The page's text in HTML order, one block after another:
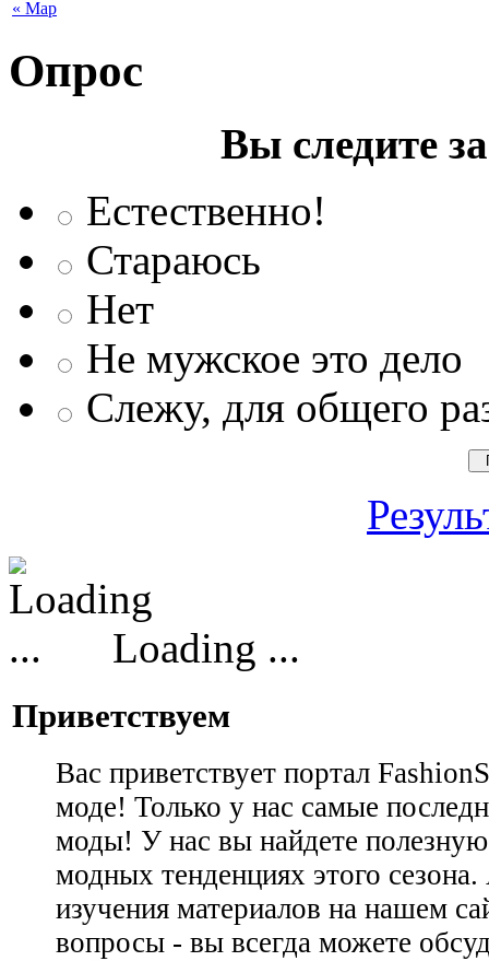
« Мар
Опрос
Вы следите
Естественно!
Стараюсь
Нет
Не мужское это дело
Слежу, для общего
Loading ...
Приветствуем
Вас приветствует портал
моде! Только у нас самые
моды! У нас вы найдете
модных тенденциях этого
изучения материалов на нашем
вопросы - вы всегда можете